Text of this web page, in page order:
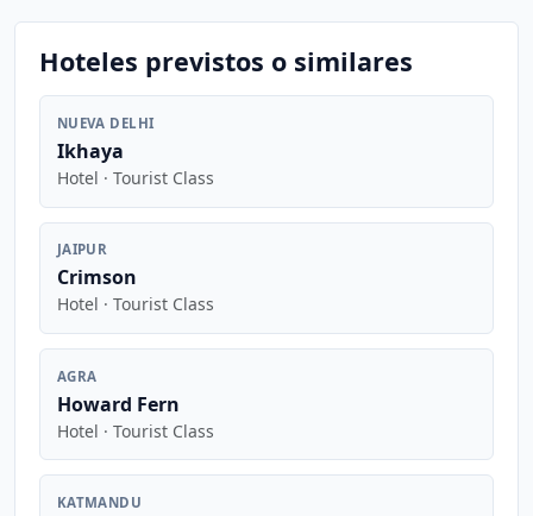
Hoteles previstos o similares
NUEVA DELHI
Ikhaya
Hotel · Tourist Class
JAIPUR
Crimson
Hotel · Tourist Class
AGRA
Howard Fern
Hotel · Tourist Class
KATMANDU